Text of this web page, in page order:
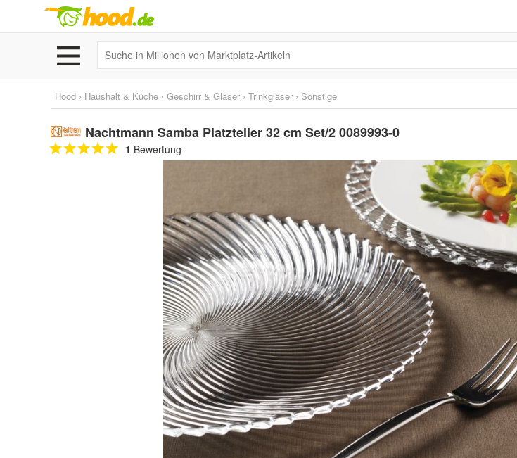
Hood › Haushalt & Küche › Geschirr & Gläser › Trinkgläser › Sonstige
Nachtmann Samba Platzteller 32 cm Set/2 0089993-0
1 Bewertung